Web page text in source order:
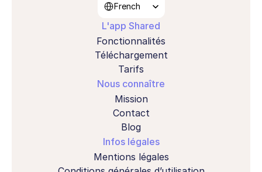
French
L'app Shared
Fonctionnalités
Téléchargement
Tarifs
Nous connaître
Mission
Contact
Blog
Infos légales
Mentions légales